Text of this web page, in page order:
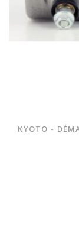
KYOTO -